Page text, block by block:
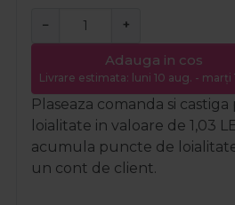
− +
Adauga in cos
Livrare estimata: luni 10 aug. - marți
Plaseaza comanda si
loialitate in valoare de 1,03
acumula puncte de
un cont de client.